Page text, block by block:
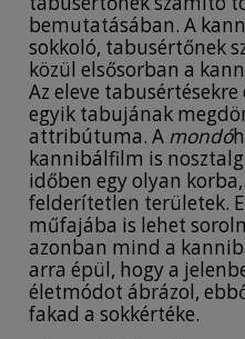
bemutatásában. A
sokkoló, tabusértőnek
közül elsősorban a
Az eleve
egyik tabujának
attribútuma. A mondó
kannibálfilm is
időben egy olyan
felderítetlen területek.
műfajába is lehet
azonban mind a
arra épül, hogy a
életmódot ábrázol,
fakad a sokkértéke.